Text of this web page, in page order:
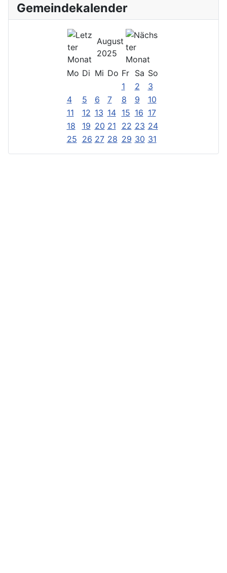
Gemeindekalender
August
2025
Mo Di Mi Do Fr Sa So
1
2
3
4
5 6 7 8 9
10
11
12 13 14 15 16 17
18
19 20 21 22 23 24
25 26 27 28 29 30 31